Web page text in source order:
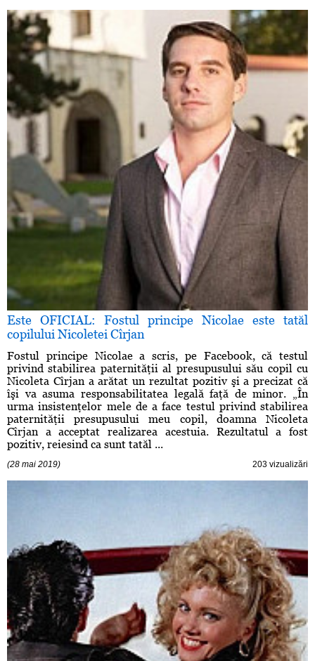
Este OFICIAL: Fostul principe Nicolae este tatăl
copilului Nicoletei Cîrjan
Fostul principe Nicolae a scris, pe Facebook, că testul
privind stabilirea paternităţii al presupusului său copil cu
Nicoleta Cîrjan a arătat un rezultat pozitiv şi a precizat că
îşi va asuma responsabilitatea legală faţă de minor. „În
urma insistenţelor mele de a face testul privind stabilirea
paternităţii presupusului meu copil, doamna Nicoleta
Cîrjan a acceptat realizarea acestuia. Rezultatul a fost
pozitiv, reiesind ca sunt tatăl ...
(28 mai 2019) 203 vizualizări